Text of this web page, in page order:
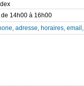
14h00 à 16h00
adresse, horaires,